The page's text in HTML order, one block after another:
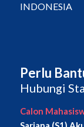
INDONESIA
Perlu
Hubungi
Calon